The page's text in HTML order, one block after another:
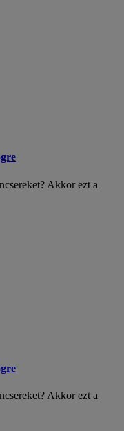
Akkor ezt a
Akkor ezt a